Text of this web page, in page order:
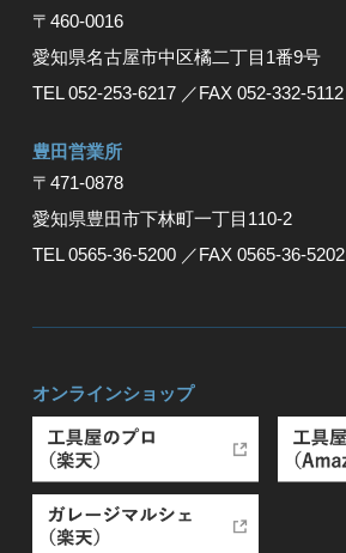
〒460-0016
愛知県名古屋市中区橘二丁目1番9号
TEL 052-253-6217 ／FAX 052-332-5112
豊⽥営業所
〒471-0878
愛知県豊⽥市下林町⼀丁⽬110-2
TEL 0565-36-5200 ／FAX 0565-36-5202
オンラインショップ